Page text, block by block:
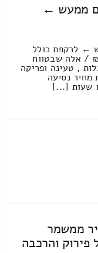
ממעש ←
← לרקפת כולל
והרכבה מחיר מחירון: 2817.73 ₪ / אלה שבטווח
עבודות סבלות , טעינה ופריקה
: 26 דקות 11 שניות מחיר נסיעה
ממשמר
פירוק והרכבה